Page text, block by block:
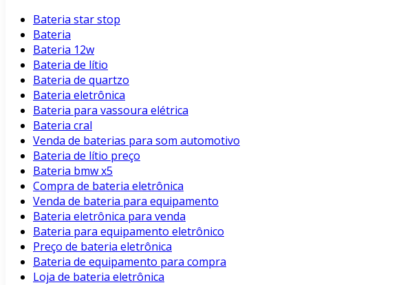
Bateria star stop
Bateria
Bateria 12w
Bateria de lítio
Bateria de quartzo
Bateria eletrônica
Bateria para vassoura elétrica
Bateria cral
Venda de baterias para som automotivo
Bateria de lítio preço
Bateria bmw x5
Compra de bateria eletrônica
Venda de bateria para equipamento
Bateria eletrônica para venda
Bateria para equipamento eletrônico
Preço de bateria eletrônica
Bateria de equipamento para compra
Loja de bateria eletrônica